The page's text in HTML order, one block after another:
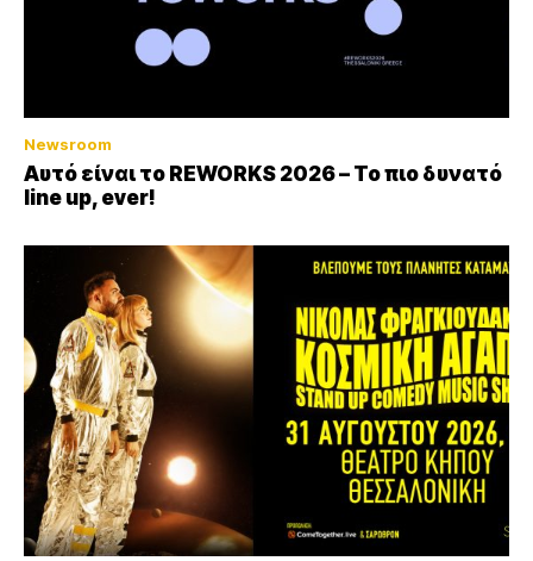
Newsroom
Αυτό είναι το REWORKS 2026 – Το πιο δυνατό
line up, ever!